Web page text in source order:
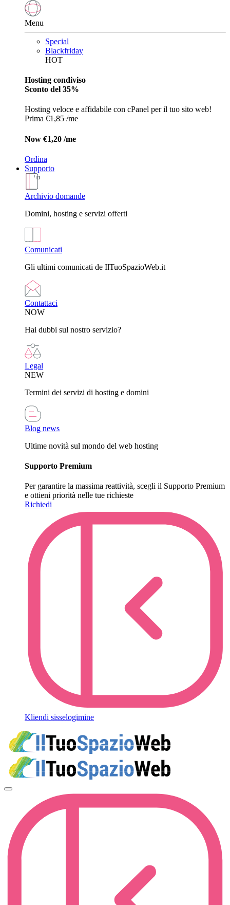
Menu
Special
Blackfriday
HOT
Hosting condiviso
Sconto del 35%
Hosting veloce e affidabile con cPanel per il tuo sito web!
Prima €1,85 /me
Now €1,20 /me
Ordina
Supporto
Archivio domande
Domini, hosting e servizi offerti
Comunicati
Gli ultimi comunicati de IlTuoSpazioWeb.it
Contattaci
NOW
Hai dubbi sul nostro servizio?
Legal
NEW
Termini dei servizi di hosting e domini
Blog news
Ultime novità sul mondo del web hosting
Supporto Premium
Per garantire la massima reattività, scegli il Supporto Premium
e ottieni priorità nelle tue richieste
Richiedi
Kliendi sisselogimine